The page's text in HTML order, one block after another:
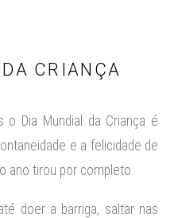
CRIANÇA
Dia Mundial da Criança é
e a felicidade de
ano tirou por completo.
doer a barriga, saltar nas